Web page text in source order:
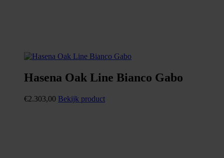
Hasena Oak Line Bianco Gabo
€2.303,00 Bekijk product